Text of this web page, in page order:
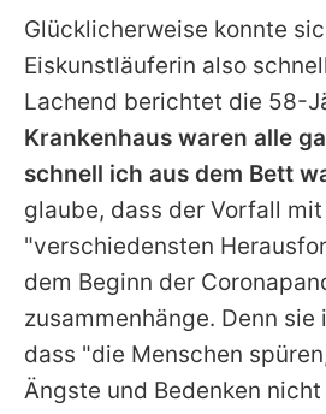
Glücklicherweise konnte
Eiskunstläuferin also
Lachend berichtet die 58-
Krankenhaus waren alle
schnell ich aus dem Bett
glaube, dass der Vorfall
"verschiedensten
dem Beginn der
zusammenhänge. Denn sie
dass "die Menschen
Ängste und Bedenken